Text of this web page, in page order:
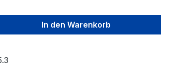
den gewünschten Wert
In den Warenkorb